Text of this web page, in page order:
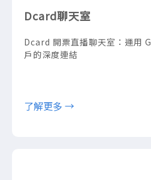
Dcard聊天室
Dcard 開票直播聊天室：運用
戶的深度連結
了解更多 →